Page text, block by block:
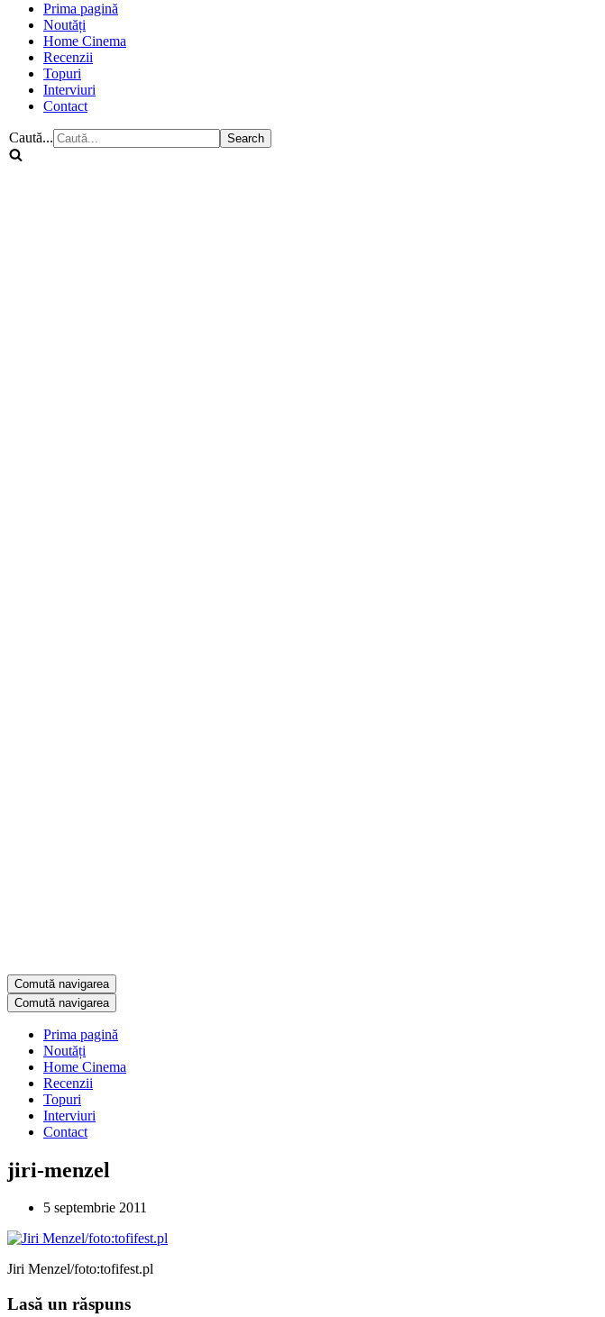
Prima pagină
Noutăți
Home Cinema
Recenzii
Topuri
Interviuri
Contact
Caută...
Comută navigarea
Comută navigarea
Prima pagină
Noutăți
Home Cinema
Recenzii
Topuri
Interviuri
Contact
jiri-menzel
5 septembrie 2011
Jiri Menzel/foto:tofifest.pl
Lasă un răspuns